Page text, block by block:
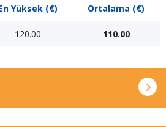
Yüksek (€) Ortalama (€)
120.00 110.00